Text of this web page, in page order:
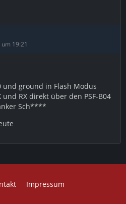
19:21
und ground in Flash Modus
RX direkt über den PSF-B04
Sch****
Impressum